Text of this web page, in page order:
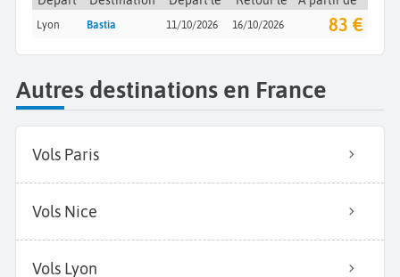
Lyon Bastia 11/10/2026 16/10/2026 83 €
Autres destinations en France
Vols Paris
Vols Nice
Vols Lyon